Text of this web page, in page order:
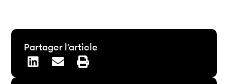
Partager l'article